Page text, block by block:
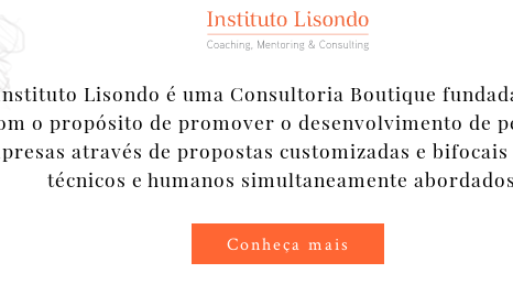
Lisondo é uma Consultoria Boutique
o propósito de promover o desenvolvimento de
através de propostas customizadas e bifocais
técnicos e humanos simultaneamente
Conheça mais